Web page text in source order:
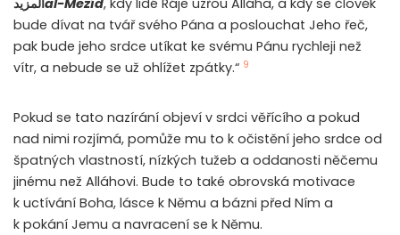
المزيدal-Mezíd, kdy lidé Ráje uzřou Alláha, a kdy se člověk
bude dívat na tvář svého Pána a poslouchat Jeho řeč,
pak bude jeho srdce utíkat ke svému Pánu rychleji než
vítr, a nebude se už ohlížet zpátky.“ 9
Pokud se tato nazírání objeví v srdci věřícího a pokud
nad nimi rozjímá, pomůže mu to k očistění jeho srdce od
špatných vlastností, nízkých tužeb a oddanosti něčemu
jinému než Alláhovi. Bude to také obrovská motivace
k uctívání Boha, lásce k Němu a bázni před Ním a
k pokání Jemu a navracení se k Němu.